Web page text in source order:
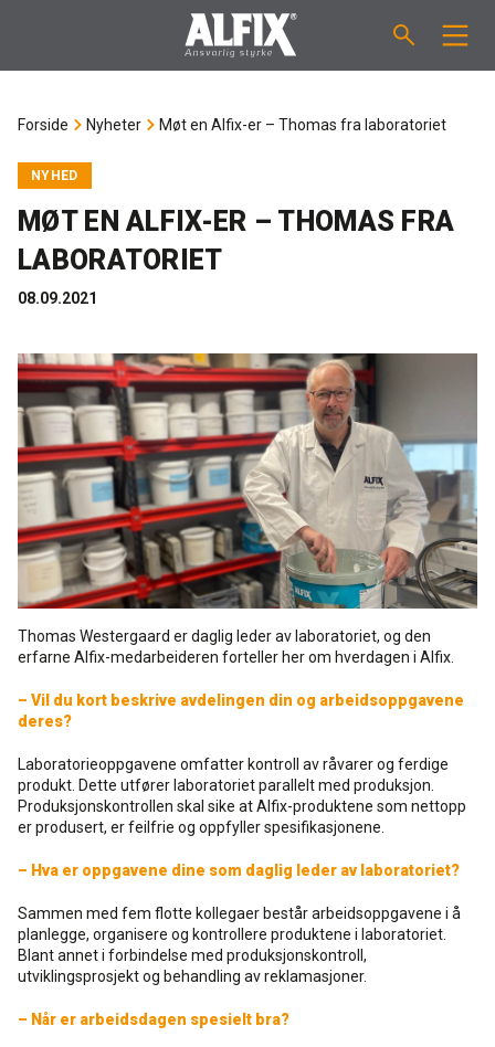
Støpemasse ”Mix”
Sparkelmasse "Mix"
Våtromsmembraner
Flislim "Fix"
Binder / Primer
Fugemasse
Rense- pleiemidler
Puss og fasademaling
Trinnlydsmembran
Spesialprodukter
Last ned
VEILEDNINGER
FORBRUKSKALKULATOR
OM ALFIX
Om Alfix
Bærekraftighet
Referenser
Kurs for proff'en
Historien Bag
Last ned
NYHETER
KONTAKT
Ansatte
Tekniske spørgsmål
Forhandlere
NO
DK
SE
Forside Nyheter Møt en Alfix-er – Thomas fra laboratoriet
NYHED
MØT EN ALFIX-ER – THOMAS FRA
LABORATORIET
08.09.2021
Thomas Westergaard er daglig leder av laboratoriet, og den
erfarne Alfix-medarbeideren forteller her om hverdagen i Alfix.
– Vil du kort beskrive avdelingen din og arbeidsoppgavene
deres?
Laboratorieoppgavene omfatter kontroll av råvarer og ferdige
produkt. Dette utfører laboratoriet parallelt med produksjon.
Produksjonskontrollen skal sike at Alfix-produktene som nettopp
er produsert, er feilfrie og oppfyller spesifikasjonene.
– Hva er oppgavene dine som daglig leder av laboratoriet?
Sammen med fem flotte kollegaer består arbeidsoppgavene i å
planlegge, organisere og kontrollere produktene i laboratoriet.
Blant annet i forbindelse med produksjonskontroll,
utviklingsprosjekt og behandling av reklamasjoner.
– Når er arbeidsdagen spesielt bra?